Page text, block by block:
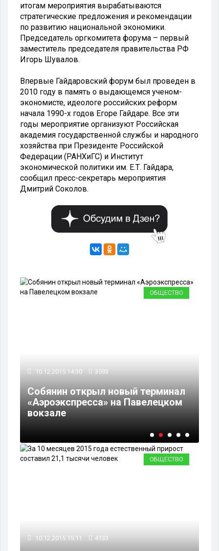
итогам мероприятия вырабатываются
стратегические предложения и рекомендации
по развитию национальной экономики.
Председатель оргкомитета форума – первый
заместитель председателя правительства РФ
Игорь Шувалов.
Впервые Гайдаровский форум был проведен в
2010 году в память о выдающемся ученом-
экономисте, идеологе российских реформ
начала 1990-х годов Егоре Гайдаре. Все эти
годы мероприятие организуют Российская
академия государственной службы и народного
хозяйства при Президенте Российской
Федерации (РАНХиГС) и Институт
экономической политики им. Е.Т. Гайдара,
сообщил пресс-секретарь мероприятия
Дмитрий Соколов.
ОБЩЕСТВО
10.12.2015 14:30 3593
Собянин открыл новый терминал
«Аэроэкспресса» на Павелецком
вокзале
ОБЩЕСТВО
10.12.2015 15:11 4133